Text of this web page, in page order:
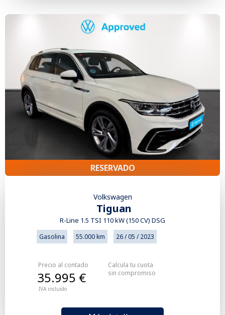
RESERVADO
Volkswagen
Tiguan
R-Line 1.5 TSI 110 kW (150 CV) DSG
Gasolina 55.000 km 26 / 05 / 2023
Precio al contado
IVA incluido
35.995 €
Calcula tu cuota
sin compromiso